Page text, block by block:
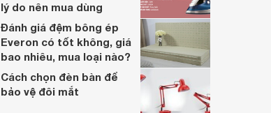
lý do nên mua dùng
Đánh giá đệm bông ép
Everon có tốt không, giá
bao nhiêu, mua loại nào?
Cách chọn đèn bàn để
bảo vệ đôi mắt